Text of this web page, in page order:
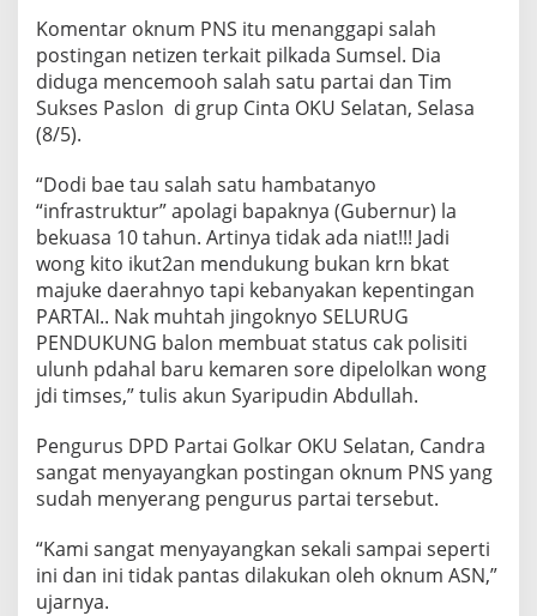
O
K
U
S
D
e
d
s
o
s
D
i
d
g
a
a
n
g
g
r
U
Komentar oknum PNS itu menanggapi salah
postingan netizen terkait pilkada Sumsel. Dia
diduga mencemooh salah satu partai dan Tim
Sukses Paslon di grup Cinta OKU Selatan, Selasa
(8/5).
“Dodi bae tau salah satu hambatanyo
“infrastruktur” apolagi bapaknya (Gubernur) la
bekuasa 10 tahun. Artinya tidak ada niat!!! Jadi
wong kito ikut2an mendukung bukan krn bkat
majuke daerahnyo tapi kebanyakan kepentingan
PARTAI.. Nak muhtah jingoknyo SELURUG
PENDUKUNG balon membuat status cak polisiti
ulunh pdahal baru kemaren sore dipelolkan wong
jdi timses,” tulis akun Syaripudin Abdullah.
Pengurus DPD Partai Golkar OKU Selatan, Candra
sangat menyayangkan postingan oknum PNS yang
sudah menyerang pengurus partai tersebut.
“Kami sangat menyayangkan sekali sampai seperti
ini dan ini tidak pantas dilakukan oleh oknum ASN,”
ujarnya.